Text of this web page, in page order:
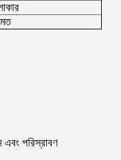
এবং পরিস্রাবণ